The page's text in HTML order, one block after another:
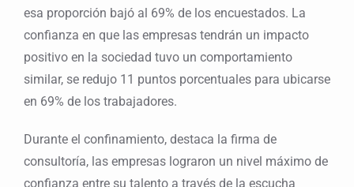
esa proporción bajó al 69% de los encuestados. La
confianza en que las empresas tendrán un impacto
positivo en la sociedad tuvo un comportamiento
similar, se redujo 11 puntos porcentuales para ubicarse
en 69% de los trabajadores.
Durante el confinamiento, destaca la firma de
consultoría, las empresas lograron un nivel máximo de
confianza entre su talento a través de la escucha